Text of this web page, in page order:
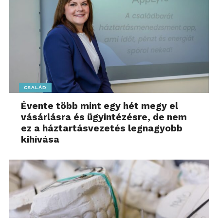
CSALÁD
Évente több mint egy hét megy el
vásárlásra és ügyintézésre, de nem
ez a háztartásvezetés legnagyobb
kihívása